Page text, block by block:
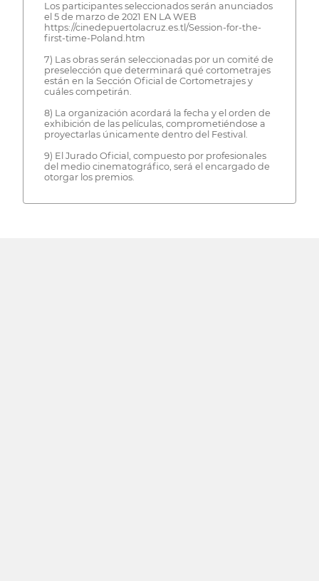
Los participantes seleccionados serán anunciados
el 5 de marzo de 2021 EN LA WEB
https://cinedepuertolacruz.es.tl/Session-for-the-
first-time-Poland.htm
7) Las obras serán seleccionadas por un comité de
preselección que determinará qué cortometrajes
están en la Sección Oficial de Cortometrajes y
cuáles competirán.
8) La organización acordará la fecha y el orden de
exhibición de las películas, comprometiéndose a
proyectarlas únicamente dentro del Festival.
9) El Jurado Oficial, compuesto por profesionales
del medio cinematográfico, será el encargado de
otorgar los premios.